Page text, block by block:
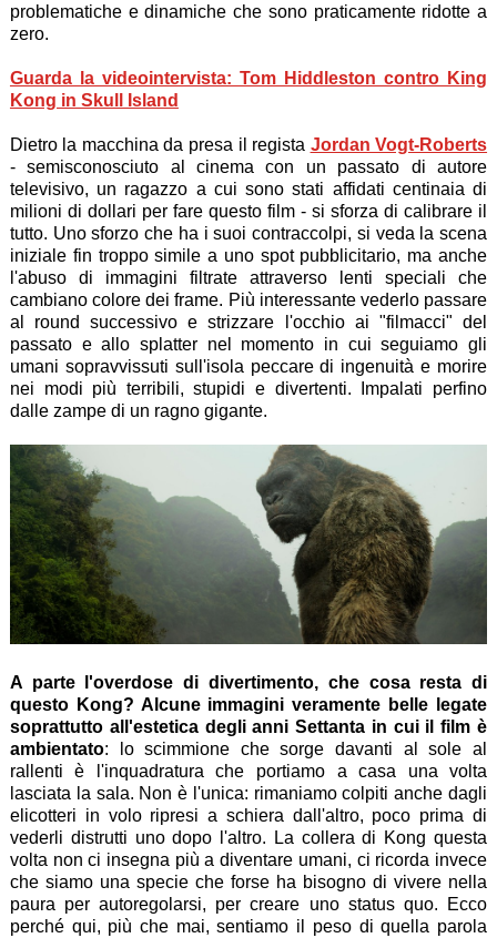
problematiche e dinamiche che sono praticamente ridotte a
zero.
Guarda la videointervista: Tom Hiddleston contro King
Kong in Skull Island
Dietro la macchina da presa il regista Jordan Vogt-Roberts
- semisconosciuto al cinema con un passato di autore
televisivo, un ragazzo a cui sono stati affidati centinaia di
milioni di dollari per fare questo film - si sforza di calibrare il
tutto. Uno sforzo che ha i suoi contraccolpi, si veda la scena
iniziale fin troppo simile a uno spot pubblicitario, ma anche
l'abuso di immagini filtrate attraverso lenti speciali che
cambiano colore dei frame. Più interessante vederlo passare
al round successivo e strizzare l'occhio ai "filmacci" del
passato e allo splatter nel momento in cui seguiamo gli
umani sopravvissuti sull'isola peccare di ingenuità e morire
nei modi più terribili, stupidi e divertenti. Impalati perfino
dalle zampe di un ragno gigante.
A parte l'overdose di divertimento, che cosa resta di
questo Kong? Alcune immagini veramente belle legate
soprattutto all'estetica degli anni Settanta in cui il film è
ambientato: lo scimmione che sorge davanti al sole al
rallenti è l'inquadratura che portiamo a casa una volta
lasciata la sala. Non è l'unica: rimaniamo colpiti anche dagli
elicotteri in volo ripresi a schiera dall'altro, poco prima di
vederli distrutti uno dopo l'altro. La collera di Kong questa
volta non ci insegna più a diventare umani, ci ricorda invece
che siamo una specie che forse ha bisogno di vivere nella
paura per autoregolarsi, per creare uno status quo. Ecco
perché qui, più che mai, sentiamo il peso di quella parola